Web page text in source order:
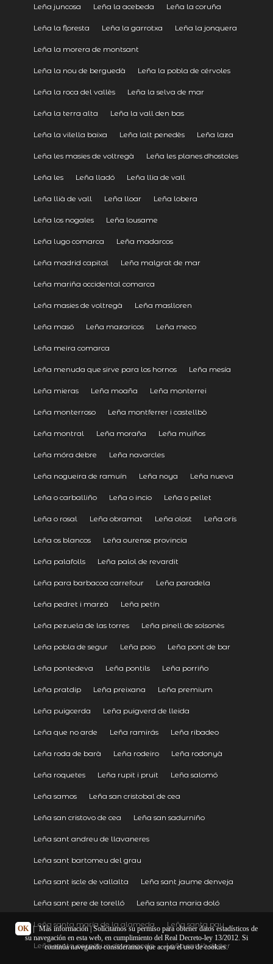
Leña juncosa Leña la acebeda Leña la coruña
Leña la floresta Leña la garrotxa Leña la jonquera
Leña la morera de montsant
Leña la nou de berguedà Leña la pobla de cérvoles
Leña la roca del vallès Leña la selva de mar
Leña la terra alta Leña la vall den bas
Leña la vilella baixa Leña lalt penedès Leña laza
Leña les masies de voltregà Leña les planes dhostoles
Leña les Leña lladó Leña llia de vall
Leña llià de vall Leña lloar Leña lobera
Leña los nogales Leña lousame
Leña lugo comarca Leña madarcos
Leña madrid capital Leña malgrat de mar
Leña mariña occidental comarca
Leña masies de voltregà Leña maslloren
Leña masó Leña mazaricos Leña meco
Leña meira comarca
Leña menuda que sirve para los hornos Leña mesía
Leña mieras Leña moaña Leña monterrei
Leña monterroso Leña montferrer i castellbò
Leña montral Leña moraña Leña muíños
Leña móra debre Leña navarcles
Leña nogueira de ramuín Leña noya Leña nueva
Leña o carballiño Leña o incio Leña o pellet
Leña o rosal Leña obramat Leña olost Leña orís
Leña os blancos Leña ourense provincia
Leña palafolls Leña palol de revardit
Leña para barbacoa carrefour Leña paradela
Leña pedret i marzà Leña petín
Leña pezuela de las torres Leña pinell de solsonès
Leña pobla de segur Leña poio Leña pont de bar
Leña pontedeva Leña pontils Leña porriño
Leña pratdip Leña preixana Leña premium
Leña puigcerda Leña puigverd de lleida
Leña que no arde Leña ramirás Leña ribadeo
Leña roda de barà Leña rodeiro Leña rodonyà
Leña roquetes Leña rupit i pruit Leña salomó
Leña samos Leña san cristobal de cea
Leña san cristovo de cea Leña san sadurniño
Leña sant andreu de llavaneres
Leña sant bartomeu del grau
Leña sant iscle de vallalta Leña sant jaume denveja
Leña sant pere de torelló Leña santa maria doló
Leña santa maría de la alameda Leña santa pau
Leña santa perpètua de mogoda Leña sarrià de ter
OK | Más información| Solicitamos su permiso para obtener datos estadísticos de
su navegación en esta web, en cumplimiento del Real Decreto-ley 13/2012. Si
continúa navegando consideramos que acepta el uso de cookies.